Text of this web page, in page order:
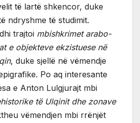
të lartë shkencor, duke
ndryshme të studimit.
trajtoi mbishkrimet arabo-
e objekteve ekzistuese në
, duke sjellë në vëmendje
Po aq interesante
e Anton Lulgjurajt mbi
të Ulqinit dhe zonave
vëmendjen mbi rrënjët